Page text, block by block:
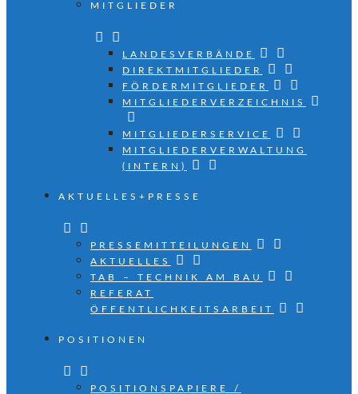
MITGLIEDER
LANDESVERBÄNDE
DIREKTMITGLIEDER
FÖRDERMITGLIEDER
MITGLIEDERVERZEICHNIS
MITGLIEDERSERVICE
MITGLIEDERVERWALTUNG
(INTERN)
AKTUELLES+PRESSE
PRESSEMITTEILUNGEN
AKTUELLES
TAB – TECHNIK AM BAU
REFERAT
ÖFFENTLICHKEITSARBEIT
POSITIONEN
POSITIONSPAPIERE /